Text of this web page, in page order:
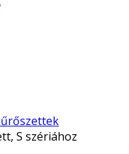
S szériához